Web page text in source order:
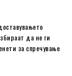
да не ги
за спречување